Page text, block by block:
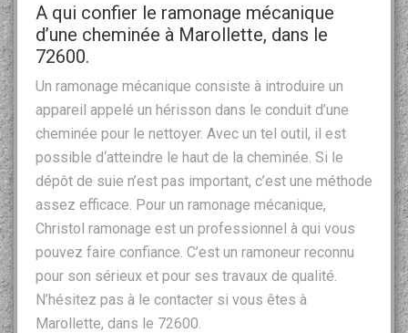
A qui confier le ramonage mécanique
d’une cheminée à Marollette, dans le
72600.
Un ramonage mécanique consiste à introduire un
appareil appelé un hérisson dans le conduit d’une
cheminée pour le nettoyer. Avec un tel outil, il est
possible d‘atteindre le haut de la cheminée. Si le
dépôt de suie n’est pas important, c’est une méthode
assez efficace. Pour un ramonage mécanique,
Christol ramonage est un professionnel à qui vous
pouvez faire confiance. C’est un ramoneur reconnu
pour son sérieux et pour ses travaux de qualité.
N’hésitez pas à le contacter si vous êtes à
Marollette, dans le 72600.